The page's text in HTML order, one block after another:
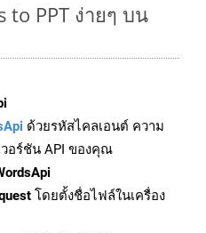
to PPT ง่ายๆ บน
ด้วยรหัสไคลเอนต์ ความ
วอร์ชัน API ของคุณ
โดยตั้งชื่อไฟล์ในเครื่อง